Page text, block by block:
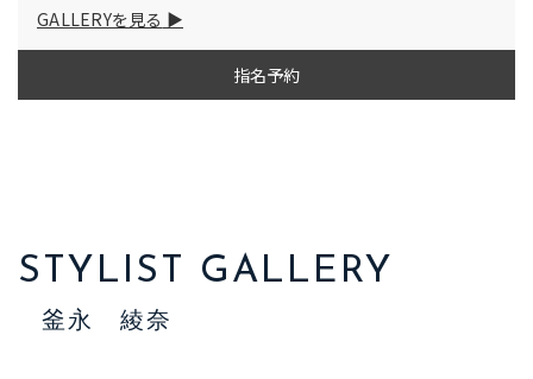
GALLERYを見る
指名予約
STYLIST GALLERY
釜永 綾奈